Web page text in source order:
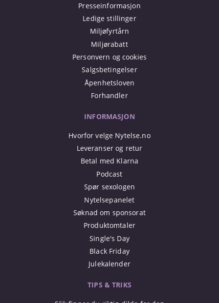
Presseinformasjon
Ledige stillinger
Miljøfyrtårn
Miljørabatt
Personvern og cookies
Salgsbetingelser
Åpenhetsloven
Forhandler
INFORMASJON
Hvorfor velge Nytelse.no
Leveranser og retur
Betal med Klarna
Podcast
Spør sexologen
Nytelsepanelet
Søknad om sponsorat
Produktomtaler
Single's Day
Black Friday
Julekalender
TIPS & TRIKS